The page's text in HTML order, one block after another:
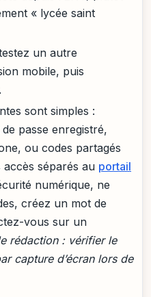
« lycée saint
un autre
mobile, puis
sont simples :
passe enregistré,
ou codes partagés
accès séparés au portail
numérique, ne
créez un mot de
vous sur un
rédaction : vérifier le
capture d’écran lors de